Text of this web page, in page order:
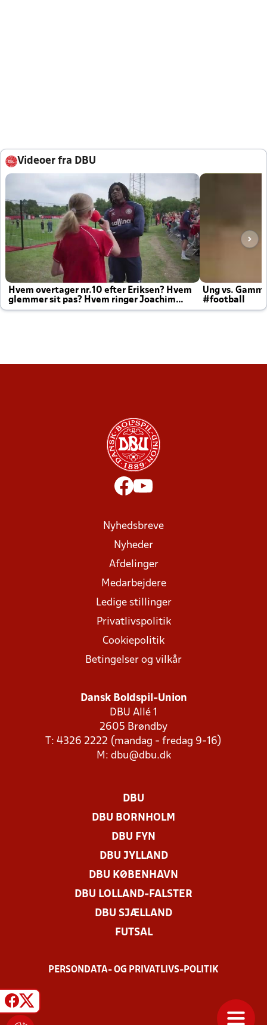
Videoer fra DBU
Hvem overtager nr.10 efter Eriksen? Hvem
glemmer sit pas? Hvem ringer Joachim
altid til efter kampe?
Ung vs.
#football
Nyhedsbreve
Nyheder
Afdelinger
Medarbejdere
Ledige stillinger
Privatlivspolitik
Cookiepolitik
Betingelser og vilkår
Dansk Boldspil-Union
DBU Allé 1
2605 Brøndby
T: 4326 2222 (mandag - fredag 9-16)
M: dbu@dbu.dk
DBU
DBU BORNHOLM
DBU FYN
DBU JYLLAND
DBU KØBENHAVN
DBU LOLLAND-FALSTER
DBU SJÆLLAND
FUTSAL
PERSONDATA- OG PRIVATLIVS-POLITIK